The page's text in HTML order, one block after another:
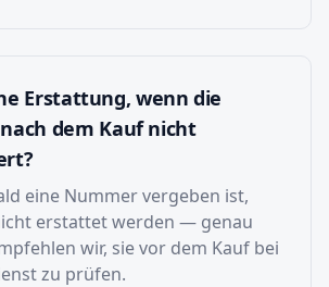
Erstattung, wenn die
dem Kauf nicht
eine Nummer vergeben ist,
erstattet werden — genau
wir, sie vor dem Kauf bei
zu prüfen.